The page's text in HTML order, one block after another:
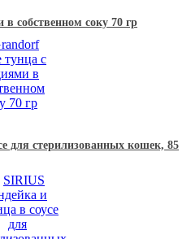
собственном соку 70 гр
для стерилизованных кошек, 85